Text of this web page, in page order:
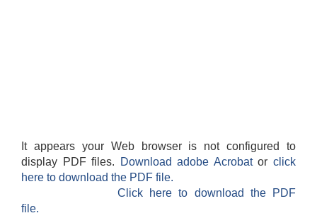
It appears your Web browser is not configured to
display PDF files.
Download adobe Acrobatorclick
here to download the PDF file.
Click here to download the PDF
file.